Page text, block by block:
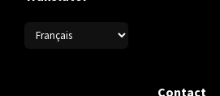
Contact